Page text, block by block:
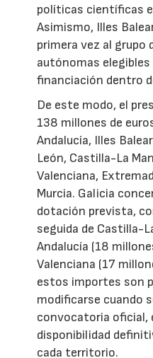
políticas científicas
Asimismo, Illes
primera vez al grupo
autónomas elegibles
financiación dentro
De este modo, el
138 millones de
Andalucía, Illes
León, Castilla-La
Valenciana,
Murcia. Galicia
dotación prevista,
seguida de Castilla-
Andalucía (18
Valenciana (17
estos importes son
modificarse cuando
convocatoria oficial,
disponibilidad
cada territorio.